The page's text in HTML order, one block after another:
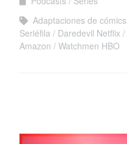
Adaptaciones de cómics
Seriéfila
Daredevil Netflix
Amazon
Watchmen HBO